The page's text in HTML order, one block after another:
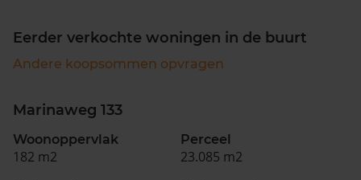
Eerder verkochte woningen in de buurt
Andere koopsommen opvragen
Marinaweg 133
Woonoppervlak
182 m2
Perceel
23.085 m2